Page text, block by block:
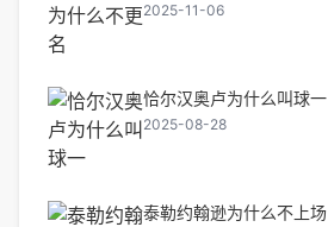
2025-11-06
恰尔汉奥卢为什么叫球一
2025-08-28
泰勒约翰逊为什么不上场